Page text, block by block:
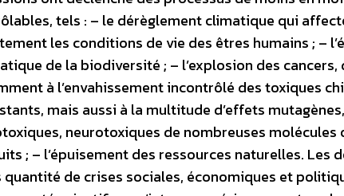
tels : – le dérèglement climatique qui
les conditions de vie des êtres humains ; –
de la biodiversité ; – l’explosion des cancers,
à l’envahissement incontrôlé des toxiques
mais aussi à la multitude d’effets mutagènes,
neurotoxiques de nombreuses molécules
; – l’épuisement des ressources naturelles. Les
de crises sociales, économiques et